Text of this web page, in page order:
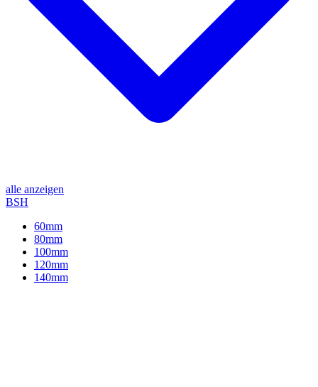
alle anzeigen
BSH
60mm
80mm
100mm
120mm
140mm